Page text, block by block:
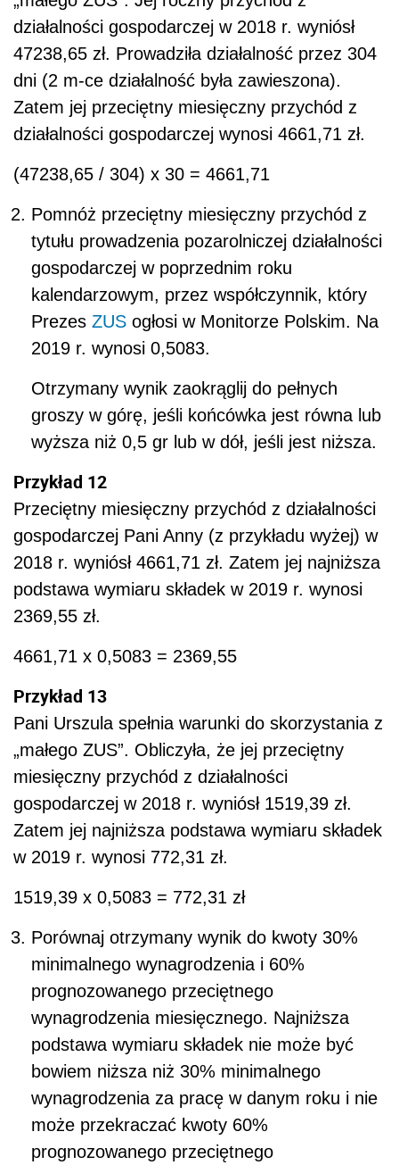
działalności gospodarczej w 2018 r. wyniósł
47238,65 zł. Prowadziła działalność przez 304
dni (2 m-ce działalność była zawieszona).
Zatem jej przeciętny miesięczny przychód z
działalności gospodarczej wynosi 4661,71 zł.
(47238,65 / 304) x 30 = 4661,71
Pomnóż przeciętny miesięczny przychód z
tytułu prowadzenia pozarolniczej działalności
gospodarczej w poprzednim roku
kalendarzowym, przez współczynnik, który
Prezes ZUS ogłosi w Monitorze Polskim. Na
2019 r. wynosi 0,5083.
Otrzymany wynik zaokrąglij do pełnych
groszy w górę, jeśli końcówka jest równa lub
wyższa niż 0,5 gr lub w dół, jeśli jest niższa.
Przykład 12
Przeciętny miesięczny przychód z działalności
gospodarczej Pani Anny (z przykładu wyżej) w
2018 r. wyniósł 4661,71 zł. Zatem jej najniższa
podstawa wymiaru składek w 2019 r. wynosi
2369,55 zł.
4661,71 x 0,5083 = 2369,55
Przykład 13
Pani Urszula spełnia warunki do skorzystania z
„małego ZUS”. Obliczyła, że jej przeciętny
miesięczny przychód z działalności
gospodarczej w 2018 r. wyniósł 1519,39 zł.
Zatem jej najniższa podstawa wymiaru składek
w 2019 r. wynosi 772,31 zł.
1519,39 x 0,5083 = 772,31 zł
Porównaj otrzymany wynik do kwoty 30%
minimalnego wynagrodzenia i 60%
prognozowanego przeciętnego
wynagrodzenia miesięcznego. Najniższa
podstawa wymiaru składek nie może być
bowiem niższa niż 30% minimalnego
wynagrodzenia za pracę w danym roku i nie
może przekraczać kwoty 60%
prognozowanego przeciętnego